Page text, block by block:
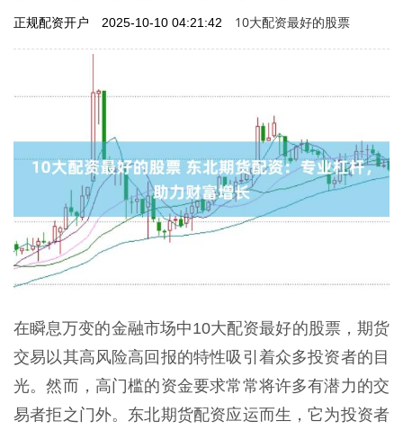
正规配资开户 2025-10-10 04:21:42 10大配资最好的股票
在瞬息万变的金融市场中10大配资最好的股票，期货
交易以其高风险高回报的特性吸引着众多投资者的目
光。然而，高门槛的资金要求常常将许多有潜力的交
易者拒之门外。东北期货配资应运而生，它为投资者